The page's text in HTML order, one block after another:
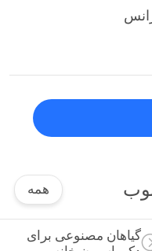
همه
گیاهان مصنوعی برای